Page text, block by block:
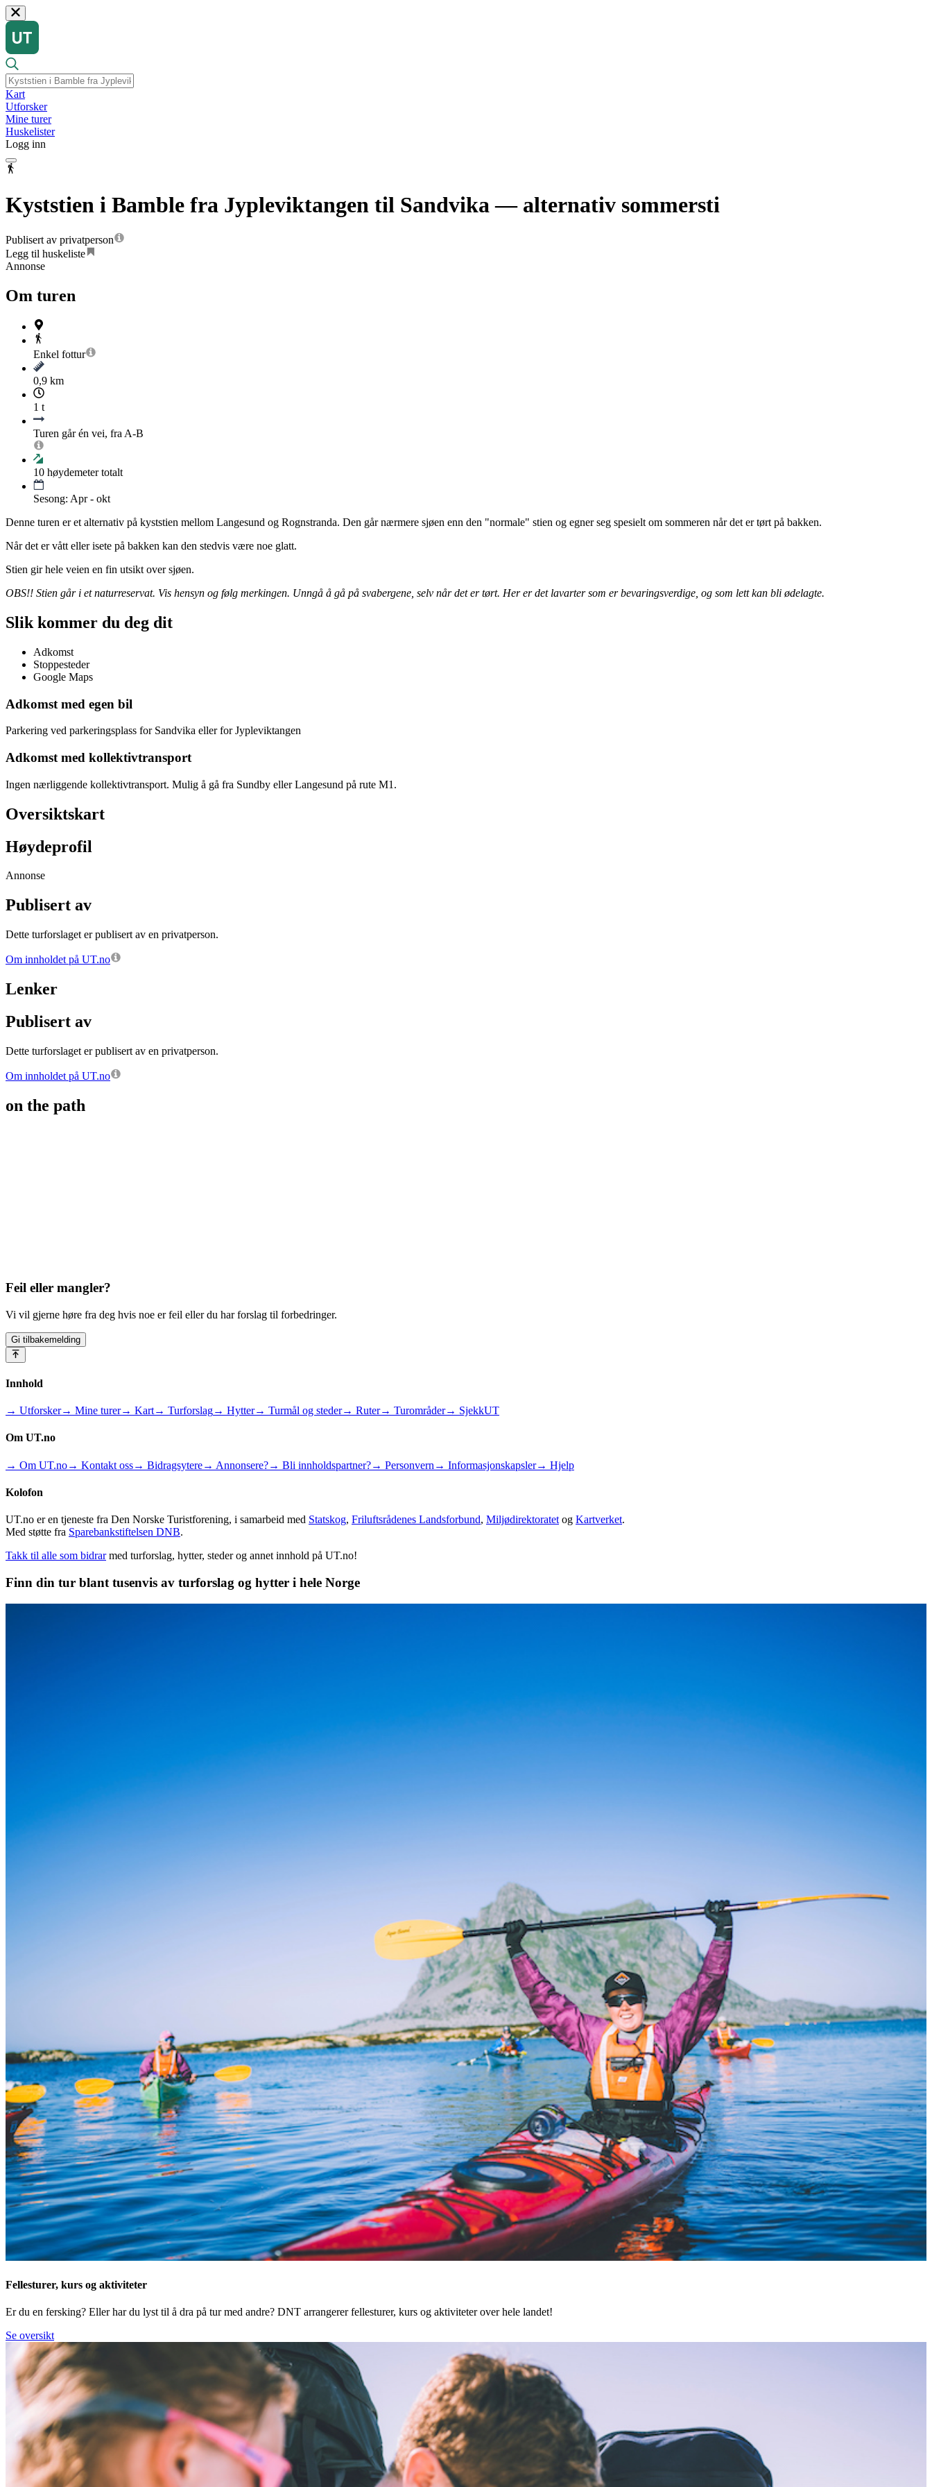
Kart
Utforsker
Mine turer
Huskelister
Logg inn
Kyststien i Bamble fra Jypleviktangen til Sandvika — alternativ sommersti
Publisert av privatperson
Legg til huskeliste
Annonse
Om turen
Enkel fottur
0,9 km
1 t
Turen går én vei, fra A-B
10 høydemeter totalt
Sesong: Apr - okt
Denne turen er et alternativ på kyststien mellom Langesund og Rognstranda. Den går nærmere sjøen enn den "normale" stien og egner seg spesielt om sommeren når det er tørt på bakken.
Når det er vått eller isete på bakken kan den stedvis være noe glatt.
Stien gir hele veien en fin utsikt over sjøen.
OBS!! Stien går i et naturreservat. Vis hensyn og følg merkingen. Unngå å gå på svabergene, selv når det er tørt. Her er det lavarter som er bevaringsverdige, og som lett kan bli ødelagte.
Slik kommer du deg dit
Adkomst
Stoppesteder
Google Maps
Adkomst med egen bil
Parkering ved parkeringsplass for Sandvika eller for Jypleviktangen
Adkomst med kollektivtransport
Ingen nærliggende kollektivtransport. Mulig å gå fra Sundby eller Langesund på rute M1.
Oversiktskart
Høydeprofil
Annonse
Publisert av
Dette turforslaget er publisert av en privatperson.
Om innholdet på UT.no
Lenker
Publisert av
Dette turforslaget er publisert av en privatperson.
Om innholdet på UT.no
on the path
Feil eller mangler?
Vi vil gjerne høre fra deg hvis noe er feil eller du har forslag til forbedringer.
Gi tilbakemelding
Innhold
→ Utforsker→ Mine turer→ Kart→ Turforslag→ Hytter→ Turmål og steder→ Ruter→ Turområder→ SjekkUT
Om UT.no
→ Om UT.no→ Kontakt oss→ Bidragsytere→ Annonsere?→ Bli innholdspartner?→ Personvern → Informasjonskapsler→ Hjelp
Kolofon
UT.no er en tjeneste fra Den Norske Turistforening, i samarbeid med Statskog, Friluftsrådenes Landsforbund, Miljødirektoratet og Kartverket.
Med støtte fra Sparebankstiftelsen DNB.
Takk til alle som bidrar med turforslag, hytter, steder og annet innhold på UT.no!
Finn din tur blant tusenvis av turforslag og hytter i hele Norge
Fellesturer, kurs og aktiviteter
Er du en fersking? Eller har du lyst til å dra på tur med andre? DNT arrangerer fellesturer, kurs og aktiviteter over hele landet!
Se oversikt